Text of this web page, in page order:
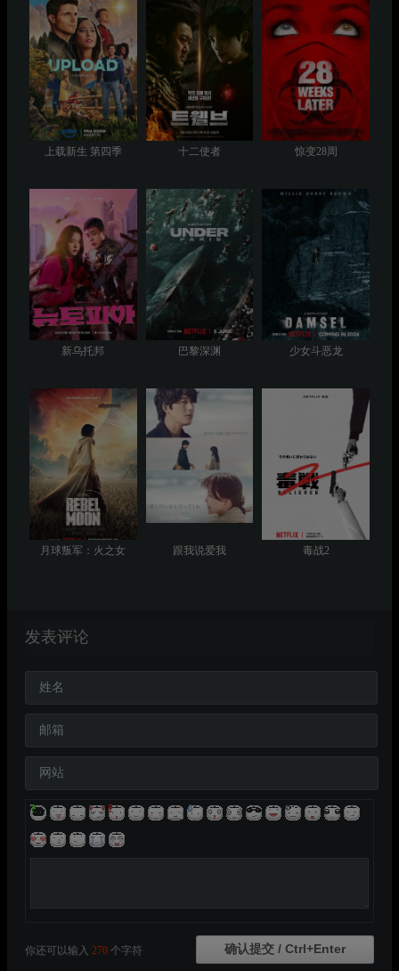
上载新生 第四季 十二使者 惊变28周
新乌托邦 巴黎深渊 少女斗恶龙
月球叛军：火之女 跟我说爱我 毒战2
发表评论
姓名
邮箱
网站
你还可以输入 270 个字符